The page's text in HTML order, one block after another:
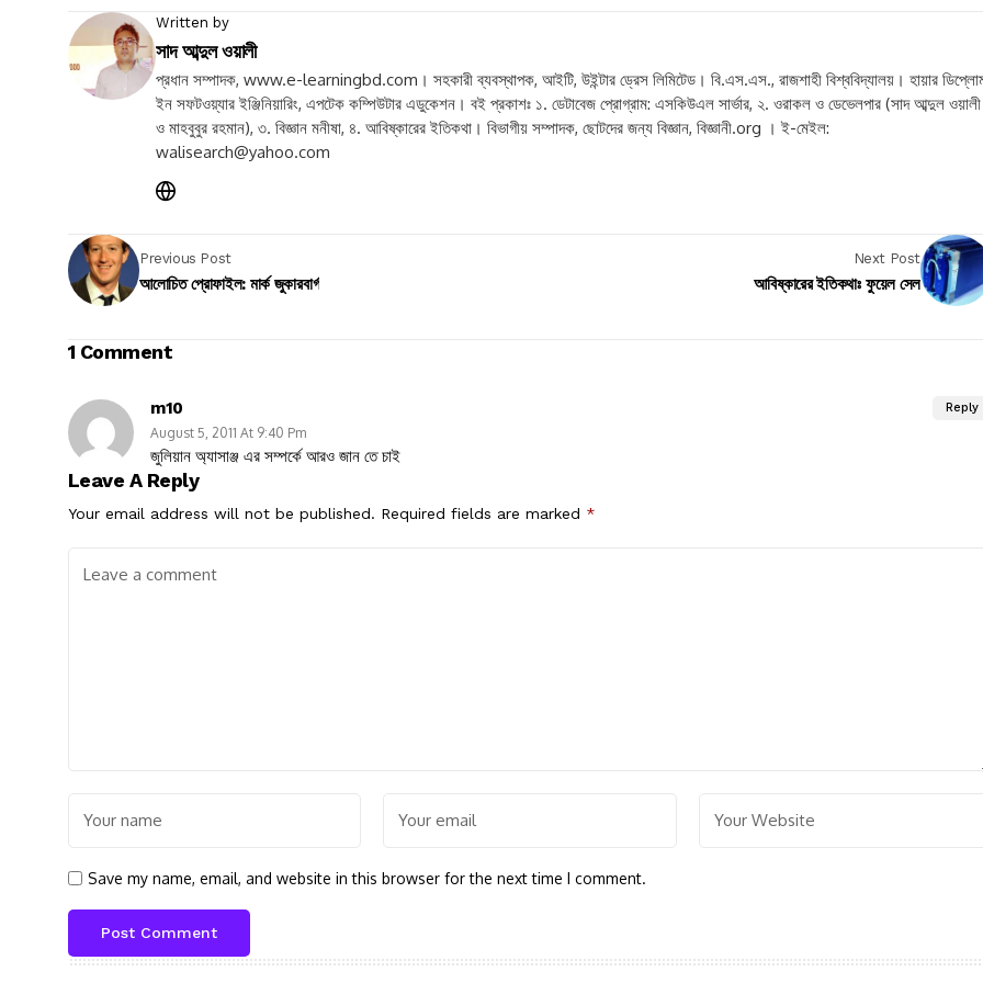
Written by
সাদ আব্দুল ওয়ালী
প্রধান সম্পাদক, www.e-learningbd.com। সহকারী ব্যবস্থাপক, আইটি, উইন্টার ড্রেস লিমিটেড। বি.এস.এস., রাজশাহী বিশ্ববিদ্যালয়। হায়ার
ইন সফটওয়্যার ইঞ্জিনিয়ারিং, এপটেক কম্পিউটার এডুকেশন। বই প্রকাশঃ ১. ডেটাবেজ প্রোগ্রাম: এসকিউএল সার্ভার, ২. ওরাকল ও ডেভেলপার (সাদ আব্দুল ওয়ালী
ও মাহবুবুর রহমান), ৩. বিজ্ঞান মনীষা, ৪. আবিষ্কারের ইতিকথা। বিভাগীয় সম্পাদক, ছোটদের জন্য বিজ্ঞান, বিজ্ঞানী.org । ই-মেইল:
walisearch@yahoo.com
Previous Post
আলোচিত প্রোফাইল: মার্ক জুকারবার্গ
Next Post
আবিষ্কারের ইতিকথাঃ ফুয়েল সেল
1 Comment
m10
August 5, 2011 At 9:40 Pm
জুলিয়ান অ্যাসাঞ্জ এর সম্পর্কে আরও জান তে চাই
Reply
Leave A Reply
Your email address will not be published. Required fields are marked *
Save my name, email, and website in this browser for the next time I comment.